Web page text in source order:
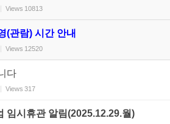
Views 10813
(관람) 시간 안내
Views 12520
다
Views 317
임시휴관 알림(2025.12.29.월)
스케치북5